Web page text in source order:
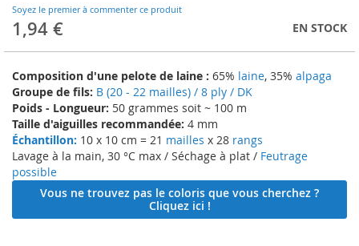
Soyez le premier à commenter ce produit
1,94 € EN STOCK
Composition d'une pelote de laine : 65% laine, 35% alpaga
Groupe de fils: B (20 - 22 mailles) / 8 ply / DK
Poids - Longueur: 50 grammes soit ~ 100 m
Taille d'aiguilles recommandée: 4 mm
Échantillon: 10 x 10 cm = 21 mailles x 28 rangs
Lavage à la main, 30 °C max / Séchage à plat / Feutrage
possible
Vous ne trouvez pas le coloris que vous cherchez ?
Cliquez ici !
beginning
of
the
gallery